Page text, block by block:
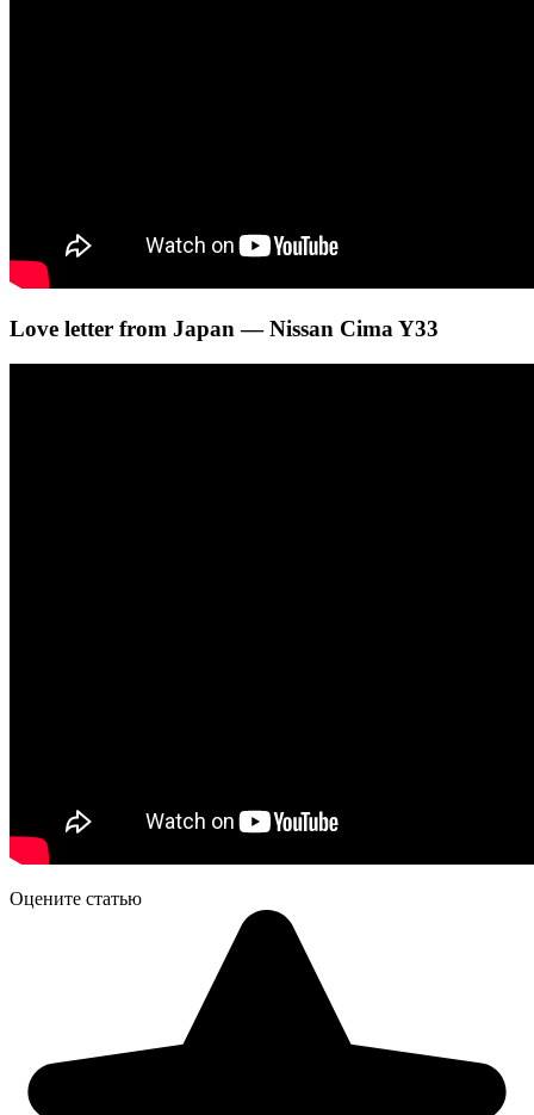
Love letter from Japan — Nissan Cima Y33
Оцените статью